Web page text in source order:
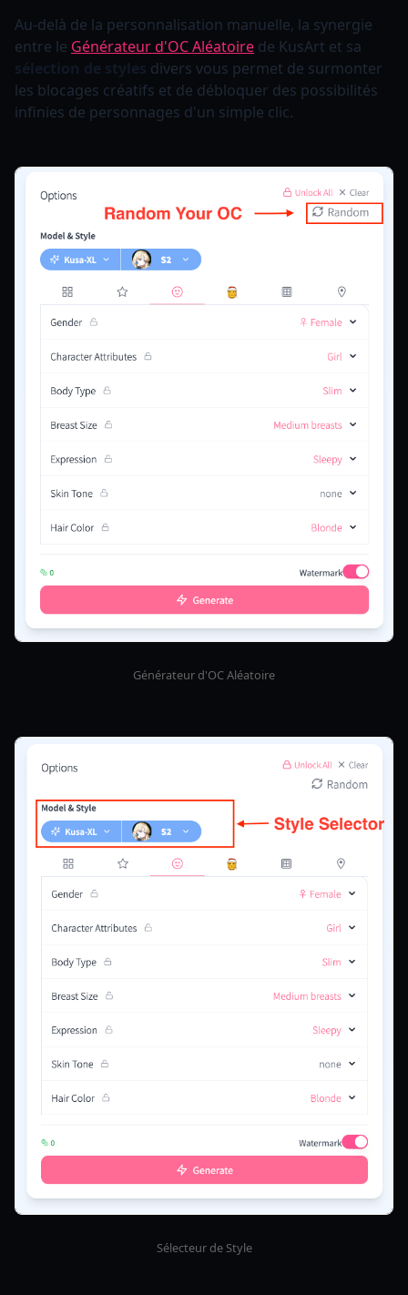
Au-delà de la personnalisation manuelle, la synergie
entre le Générateur d'OC Aléatoire de KusArt et sa
sélection de styles divers vous permet de surmonter
les blocages créatifs et de débloquer des possibilités
infinies de personnages d'un simple clic.
Générateur d'OC Aléatoire
Sélecteur de Style